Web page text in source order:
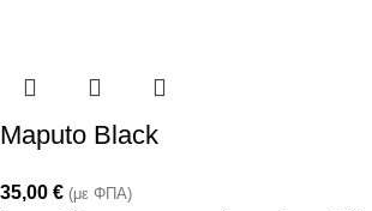
Maputo Black
35,00 € (με ΦΠΑ)